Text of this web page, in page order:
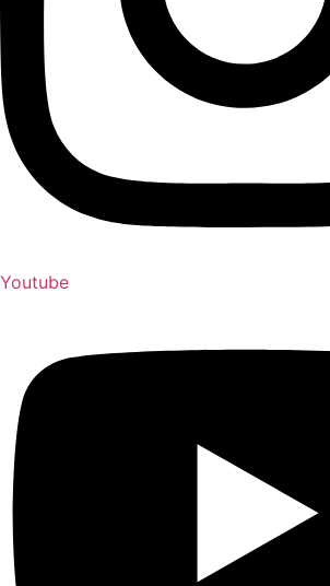
Youtube